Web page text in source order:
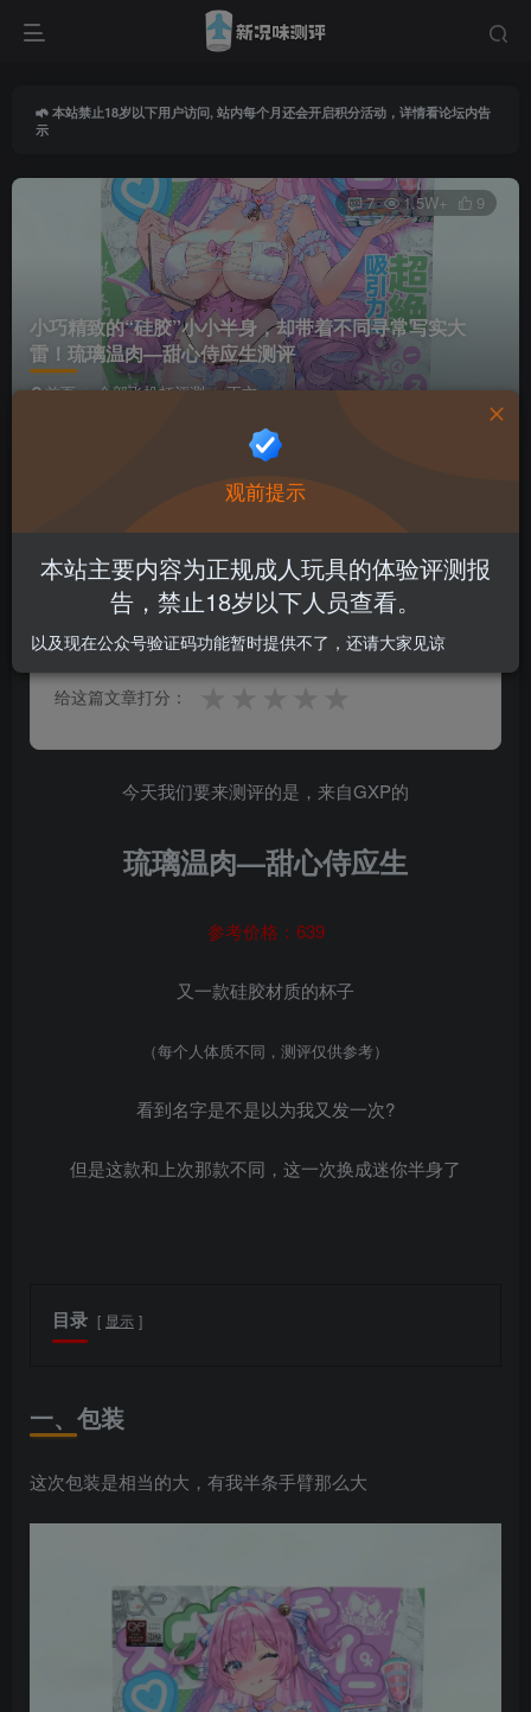
本站禁止18岁以下用户访问, 站内每个月还会开启积分活动，详情看论坛内告
示
小巧精致的“硅胶”小小半身，却带着不同寻常写实大
雷！琉璃温肉—甜心侍应生测评
首页 全部飞机杯评测 正文
7 1.5W+ 9
★★★★★
★★★★★ 1 人参与
给这篇文章打分：
今天我们要来测评的是，来自GXP的
琉璃温肉—甜心侍应生
参考价格：639
又一款硅胶材质的杯子
（每个人体质不同，测评仅供参考）
看到名字是不是以为我又发一次?
但是这款和上次那款不同，这一次换成迷你半身了
目录 显示
一、包装
这次包装是相当的大，有我半条手臂那么大
观前提示
本站主要内容为正规成人玩具的体验评测报
告，禁止18岁以下人员查看。
以及现在公众号验证码功能暂时提供不了，还请大家见谅